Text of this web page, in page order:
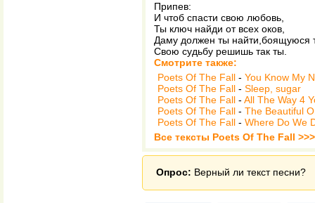
Припев:
И чтоб спасти свою любовь,
Ты ключ найди от всех оков,
Даму должен ты найти,боящуюся
Свою судьбу решишь так ты.
Смотрите также:
Poets Of The Fall - You Know My
Poets Of The Fall - Sleep, sugar
Poets Of The Fall - All The Way 4
Poets Of The Fall - The Beautiful
Poets Of The Fall - Where Do We
Все тексты Poets Of The Fall >>>
Опрос: Верный ли текст песни?